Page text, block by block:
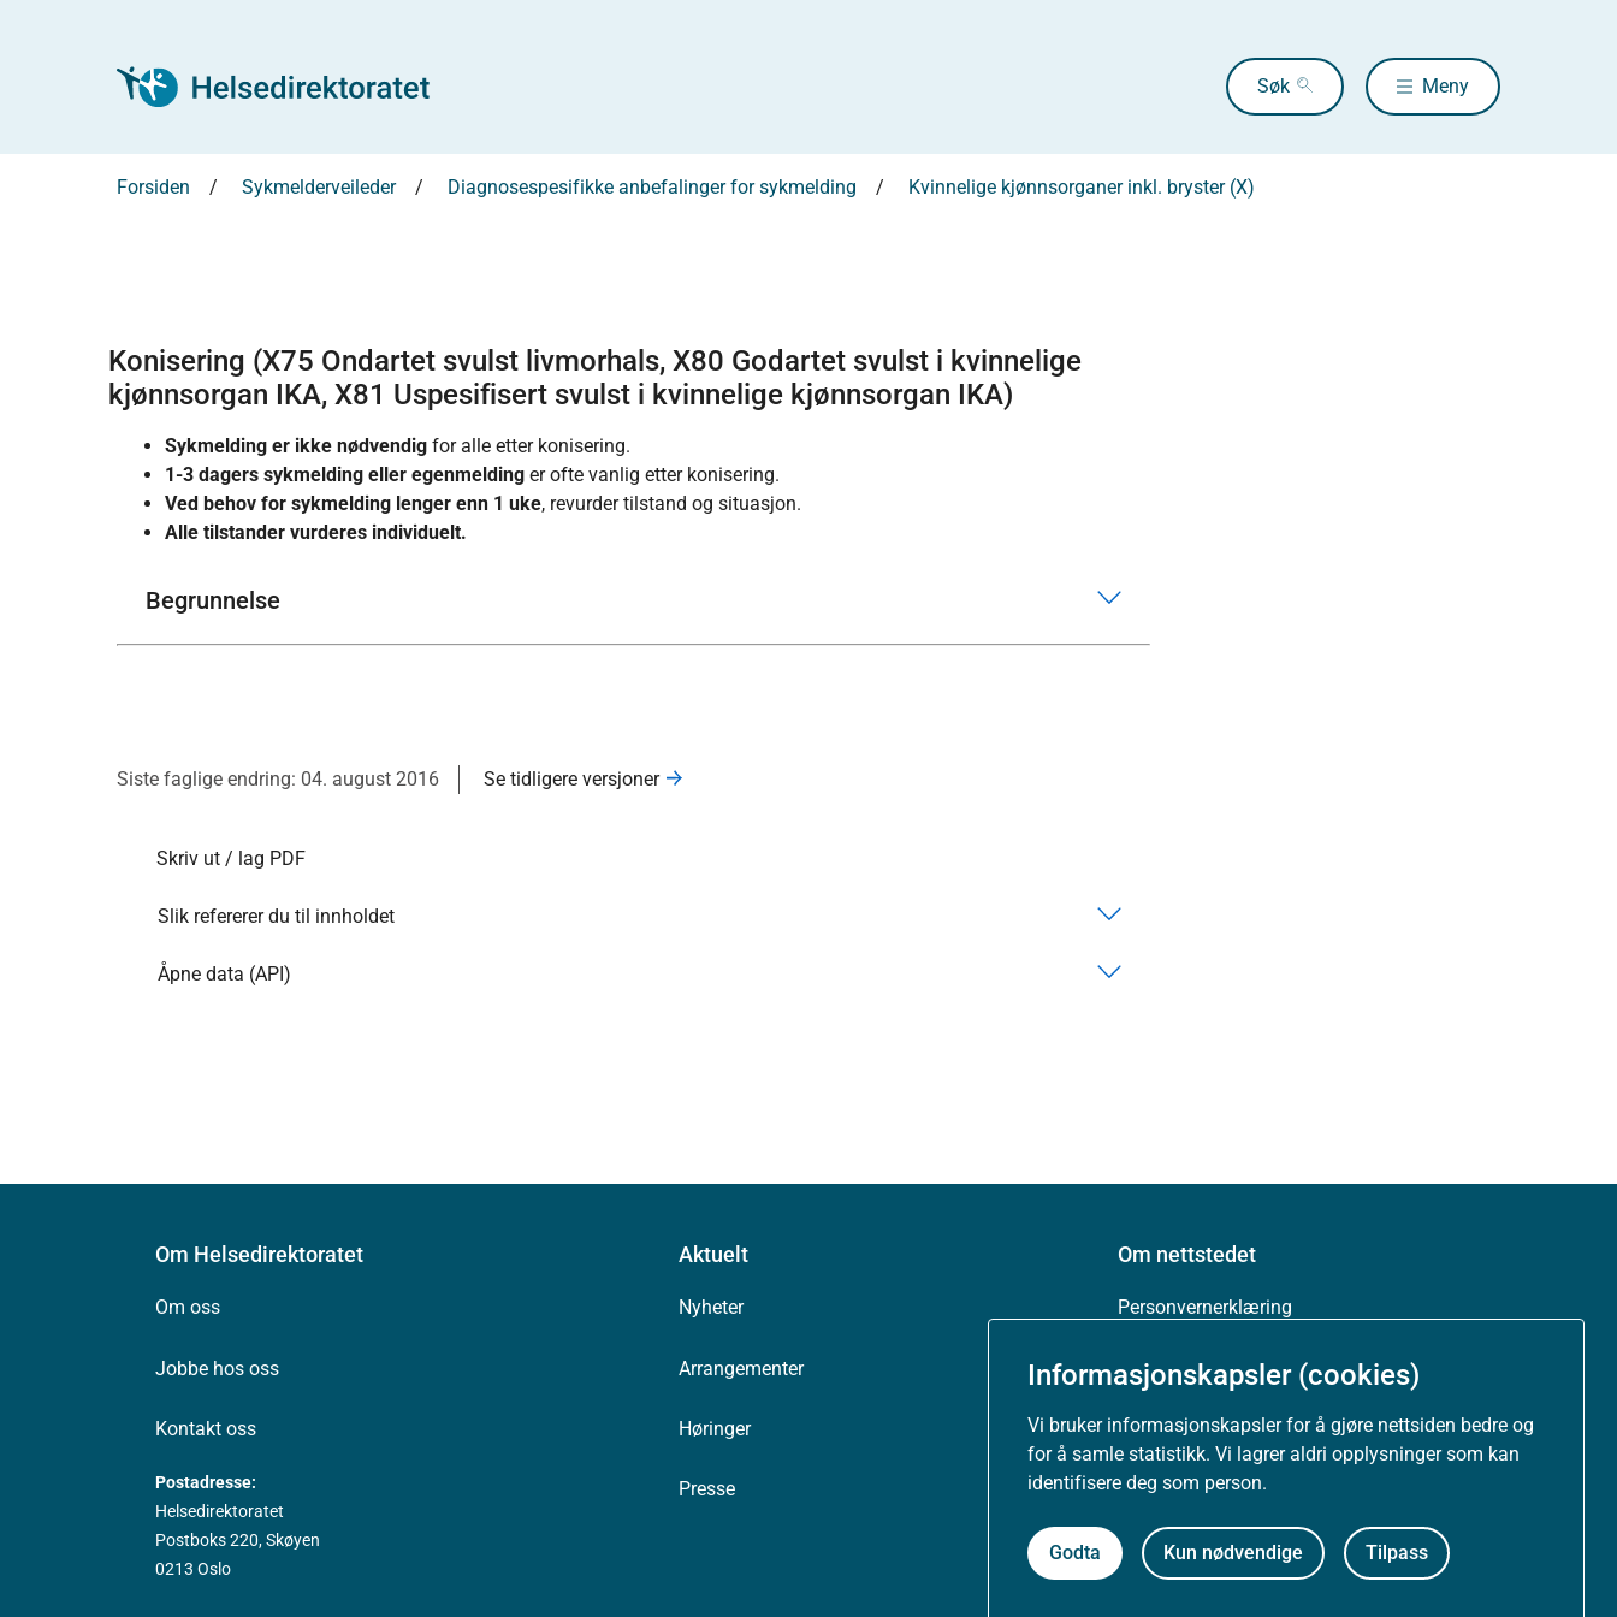
Informasjonskapsler (cookies)
Vi bruker informasjonskapsler for å gjøre nettsiden bedre og
for å samle statistikk. Vi lagrer aldri opplysninger som kan
identifisere deg som person.
Godta Kun nødvendige Tilpass
Søk Meny
Forsiden Sykmelderveileder Diagnosespesifikke anbefalinger for sykmelding Kvinnelige kjønnsorganer inkl. bryster (X)
Konisering (X75 Ondartet svulst livmorhals, X80 Godartet svulst i kvinnelige
kjønnsorgan IKA, X81 Uspesifisert svulst i kvinnelige kjønnsorgan IKA)
Sykmelding er ikke nødvendig for alle etter konisering.
1-3 dagers sykmelding eller egenmelding er ofte vanlig etter konisering.
Ved behov for sykmelding lenger enn 1 uke, revurder tilstand og situasjon.
Alle tilstander vurderes individuelt.
Begrunnelse
Siste faglige endring: 04. august 2016 Se tidligere versjoner
Skriv ut / lag PDF
Slik refererer du til innholdet
Åpne data (API)
Om Helsedirektoratet
Om oss
Jobbe hos oss
Kontakt oss
Postadresse:
Helsedirektoratet
Postboks 220, Skøyen
0213 Oslo
Aktuelt
Nyheter
Arrangementer
Høringer
Presse
Om nettstedet
Personvernerklæring
Tilgjengelighetserklæring (uustatus.no)
Besøksstatistikk og informasjonskapsler
Nyhetsvarsel og abonnement
Åpne data (API)